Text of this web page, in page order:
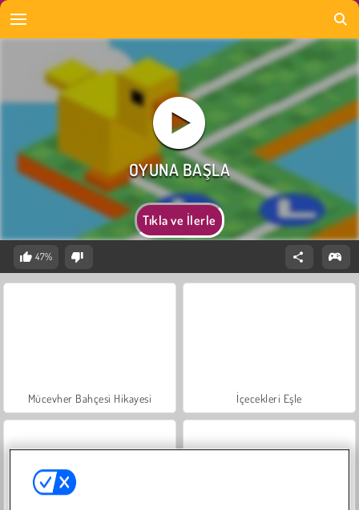
Tıkla ve İlerle
47%
Mücevher Bahçesi Hikayesi İçecekleri Eşle